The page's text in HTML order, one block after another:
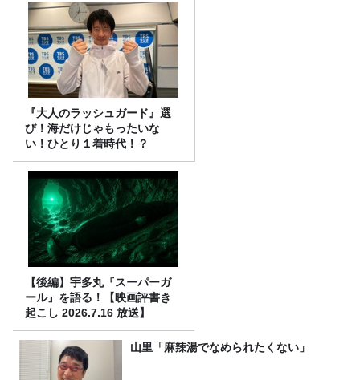
『大人のラッシュガード』選
び！海だけじゃもったいな
い！ひとり１着時代！？
【後編】宇多丸『スーパーガ
ール』を語る！【映画評書き
起こし 2026.7.16 放送】
山里「麻辣湯でなめられたくない」